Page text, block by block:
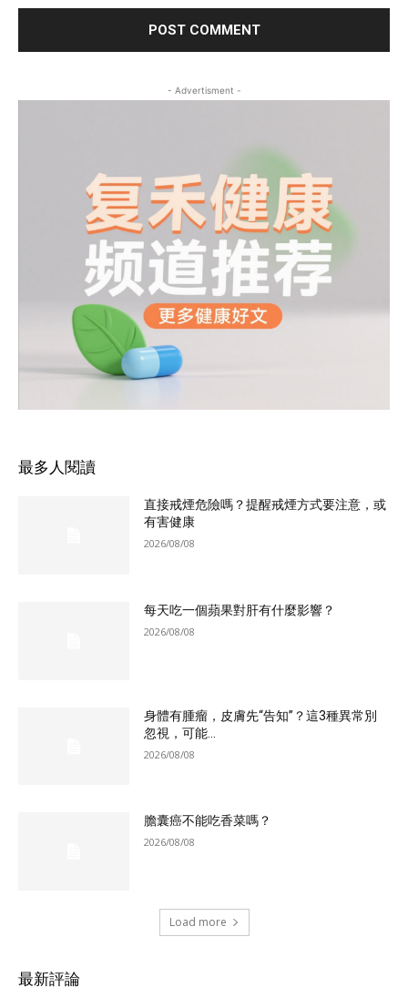
- Advertisment -
最多人閱讀
直接戒煙危險嗎？提醒戒煙方式要注意，或
有害健康
2026/08/08
每天吃一個蘋果對肝有什麼影響？
2026/08/08
身體有腫瘤，皮膚先“告知”？這3種異常別
忽視，可能...
2026/08/08
膽囊癌不能吃香菜嗎？
2026/08/08
Load more
最新評論